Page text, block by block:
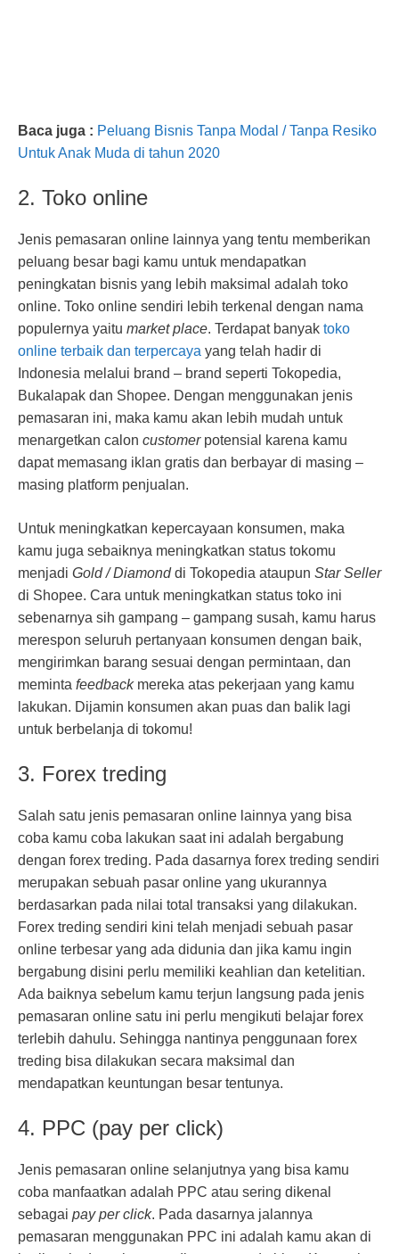
Baca juga : Peluang Bisnis Tanpa Modal / Tanpa Resiko
Untuk Anak Muda di tahun 2020
2. Toko online
Jenis pemasaran online lainnya yang tentu memberikan
peluang besar bagi kamu untuk mendapatkan
peningkatan bisnis yang lebih maksimal adalah toko
online. Toko online sendiri lebih terkenal dengan nama
populernya yaitu market place. Terdapat banyak toko
online terbaik dan terpercaya yang telah hadir di
Indonesia melalui brand – brand seperti Tokopedia,
Bukalapak dan Shopee. Dengan menggunakan jenis
pemasaran ini, maka kamu akan lebih mudah untuk
menargetkan calon customerpotensial karena kamu
dapat memasang iklan gratis dan berbayar di masing –
masing platform penjualan.
Untuk meningkatkan kepercayaan konsumen, maka
kamu juga sebaiknya meningkatkan status tokomu
menjadi Gold / Diamonddi Tokopedia ataupun Star Seller
di Shopee. Cara untuk meningkatkan status toko ini
sebenarnya sih gampang – gampang susah, kamu harus
merespon seluruh pertanyaan konsumen dengan baik,
mengirimkan barang sesuai dengan permintaan, dan
meminta feedbackmereka atas pekerjaan yang kamu
lakukan. Dijamin konsumen akan puas dan balik lagi
untuk berbelanja di tokomu!
3. Forex treding
Salah satu jenis pemasaran online lainnya yang bisa
coba kamu coba lakukan saat ini adalah bergabung
dengan forex treding. Pada dasarnya forex treding sendiri
merupakan sebuah pasar online yang ukurannya
berdasarkan pada nilai total transaksi yang dilakukan.
Forex treding sendiri kini telah menjadi sebuah pasar
online terbesar yang ada didunia dan jika kamu ingin
bergabung disini perlu memiliki keahlian dan ketelitian.
Ada baiknya sebelum kamu terjun langsung pada jenis
pemasaran online satu ini perlu mengikuti belajar forex
terlebih dahulu. Sehingga nantinya penggunaan forex
treding bisa dilakukan secara maksimal dan
mendapatkan keuntungan besar tentunya.
4. PPC (pay per click)
Jenis pemasaran online selanjutnya yang bisa kamu
coba manfaatkan adalah PPC atau sering dikenal
sebagai pay per click. Pada dasarnya jalannya
pemasaran menggunakan PPC ini adalah kamu akan di